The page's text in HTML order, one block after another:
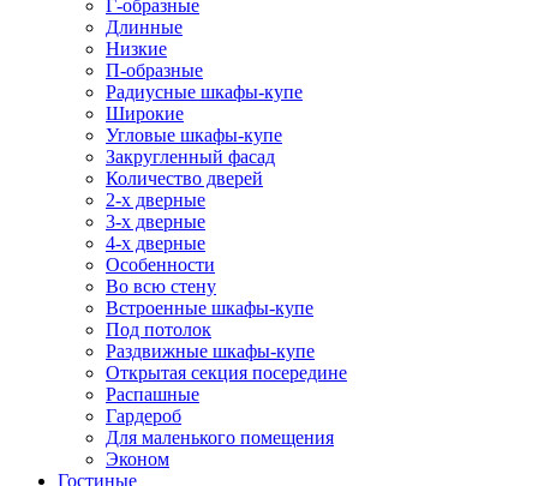
Г-образные
Длинные
Низкие
П-образные
Радиусные шкафы-купе
Широкие
Угловые шкафы-купе
Закругленный фасад
Количество дверей
2-х дверные
3-х дверные
4-х дверные
Особенности
Во всю стену
Встроенные шкафы-купе
Под потолок
Раздвижные шкафы-купе
Открытая секция посередине
Распашные
Гардероб
Для маленького помещения
Эконом
Гостиные